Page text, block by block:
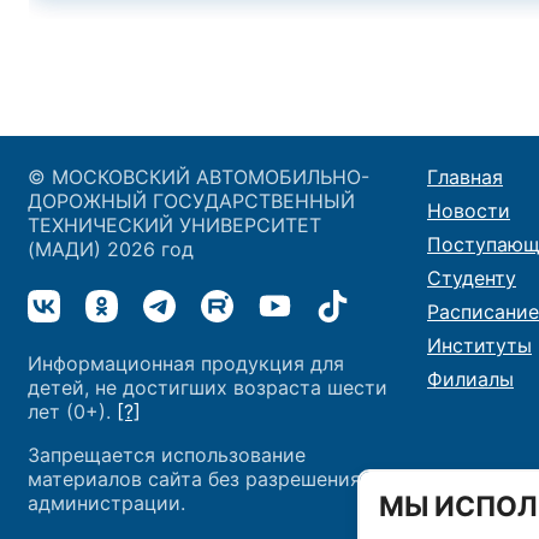
МЫ
© МОСКОВСКИЙ АВТОМОБИЛЬНО-
ДОРОЖНЫЙ ГОСУДАРСТВЕННЫЙ
ТЕХНИЧЕСКИЙ УНИВЕРСИТЕТ
(МАДИ) 2026 год
Информационная продукция для
детей, не достигших возраста шести
лет (0+). [?]
Запрещается использование
материалов сайта без разрешения
администрации.
Главная
Новости
Студенту
Институты
Филиалы